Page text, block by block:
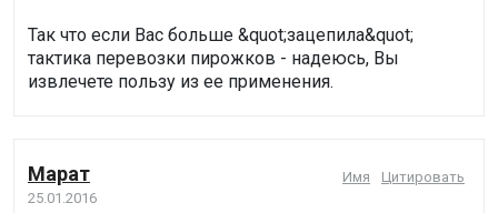
Так что если Вас больше &quot;зацепила&quot;
тактика перевозки пирожков - надеюсь, Вы
извлечете пользу из ее применения.
Марат
25.01.2016
Имя Цитировать